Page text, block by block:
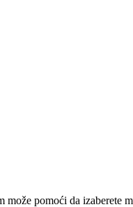
pomoći da izaberete